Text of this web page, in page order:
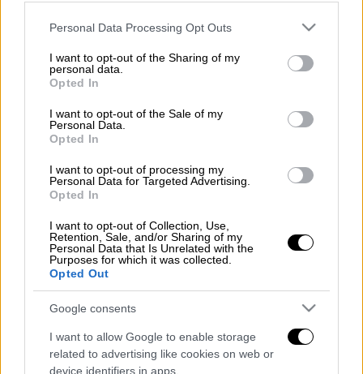
Please note that this website/app uses one or more Google
not limited to your visit or usage behaviour. You may click to
grant or deny consent to Google and its third-party tags to
use your data for below specified purposes in below Google
consent section.
Personal Data Processing Opt Outs
I want to opt-out of the Sharing of my
personal data.
Opted In
I want to opt-out of the Sale of my
Personal Data.
Opted In
I want to opt-out of processing my
Personal Data for Targeted Advertising.
Opted In
I want to opt-out of Collection, Use,
Retention, Sale, and/or Sharing of my
Personal Data that Is Unrelated with the
Purposes for which it was collected.
Opted Out
Google consents
I want to allow Google to enable storage
related to advertising like cookies on web or
device identifiers in apps.
Έναν μεγάλο έρωτα ζει η 25χρονη Νεφέλη
Λιβιεράτου, η πρωτότοκη κόρη του
Λιβιεράτουκαι της Εύης Αδάμ, και δεν το
κρύβει πια.
Διαβάστε περισσότερα στο
youweekly.gr
Τα σχολιά σας δημοσιεύονται άμεσα με δική σας ευθύνη. Το